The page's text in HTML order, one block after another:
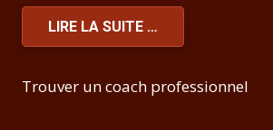
LIRE LA SUITE …
Trouver un coach professionnel